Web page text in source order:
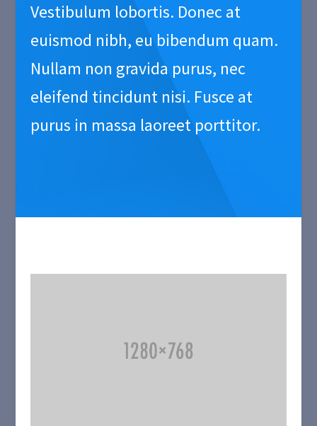
Vestibulum lobortis. Donec at
euismod nibh, eu bibendum quam.
Nullam non gravida purus, nec
eleifend tincidunt nisi. Fusce at
purus in massa laoreet porttitor.